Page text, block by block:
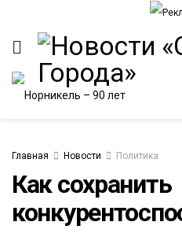
Главная Новости Политика
Как сохранить